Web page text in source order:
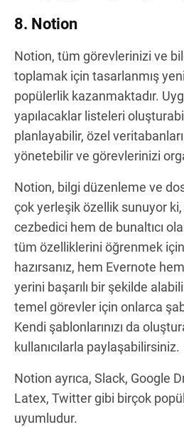
8. Notion
Notion, tüm görevlerinizi ve
toplamak için tasarlanmış
popülerlik kazanmaktadır.
yapılacaklar listeleri
planlayabilir, özel
yönetebilir ve görevlerinizi
Notion, bilgi düzenleme ve
çok yerleşik özellik sunuyor ki,
cezbedici hem de bunaltıcı
tüm özelliklerini öğrenmek
hazırsanız, hem Evernote
yerini başarılı bir şekilde
temel görevler için onlarca
Kendi şablonlarınızı da
kullanıcılarla paylaşabilirsiniz.
Notion ayrıca, Slack, Google
Latex, Twitter gibi birçok
uyumludur.